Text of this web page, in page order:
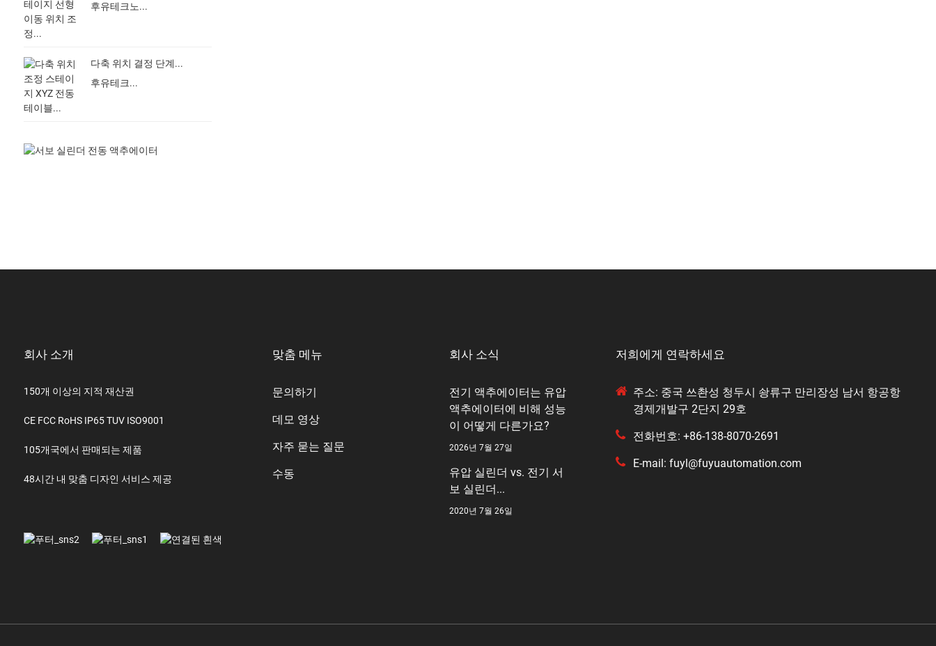
후유테크노...
다축 위치 결정 단계...
후유테크...
회사 소개
150개 이상의 지적 재산권
CE FCC RoHS IP65 TUV ISO9001
105개국에서 판매되는 제품
48시간 내 맞춤 디자인 서비스 제공
맞춤 메뉴
문의하기
데모 영상
자주 묻는 질문
수동
회사 소식
전기 액추에이터는 유압
액추에이터에 비해 성능
이 어떻게 다른가요?
2026년 7월 27일
유압 실린더 vs. 전기 서
보 실린더...
2020년 7월 26일
저희에게 연락하세요
주소: 중국 쓰촨성 청두시 솽류구 만리장성 남서 항공항
경제개발구 2단지 29호
전화번호: +86-138-8070-2691
E-mail: fuyl@fuyuautomation.com